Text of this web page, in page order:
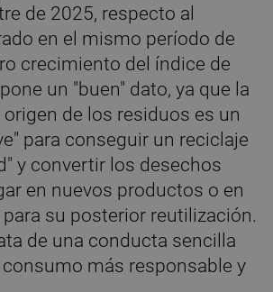
de 2025, respecto al
en el mismo período de
crecimiento del índice de
un "buen" dato, ya que la
de los residuos es un
para conseguir un reciclaje
y convertir los desechos
en nuevos productos o en
su posterior reutilización.
de una conducta sencilla
más responsable y